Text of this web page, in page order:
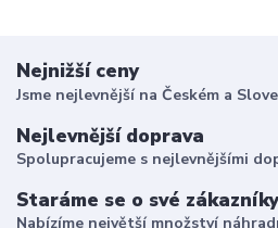
Nejnižší ceny
Jsme nejlevnější na Českém a
Nejlevnější doprava
Spolupracujeme s nejlevnějšími
Staráme se o své zákazníky
Nabízíme největší množství